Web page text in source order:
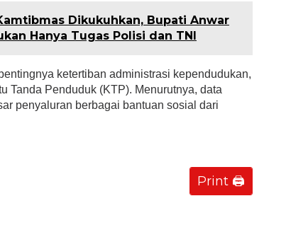
Dikukuhkan, Bupati Anwar
Hanya Tugas Polisi dan TNI
ketertiban administrasi kependudukan,
Tanda Penduduk (KTP). Menurutnya, data
penyaluran berbagai bantuan sosial dari
Print 🖨